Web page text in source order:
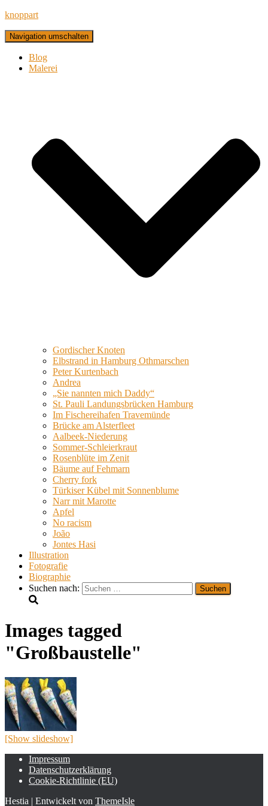
knoppart
Navigation umschalten
Blog
Malerei
Gordischer Knoten
Elbstrand in Hamburg Othmarschen
Peter Kurtenbach
Andrea
„Sie nannten mich Daddy“
St. Pauli Landungsbrücken Hamburg
Im Fischereihafen Travemünde
Brücke am Alsterfleet
Aalbeek-Niederung
Sommer-Schleierkraut
Rosenblüte im Zenit
Bäume auf Fehmarn
Cherry fork
Türkiser Kübel mit Sonnenblume
Narr mit Marotte
Apfel
No racism
João
Jontes Hasi
Illustration
Fotografie
Biographie
Suchen nach:
Images tagged
"Großbaustelle"
[Show slideshow]
Impressum
Datenschutzerklärung
Cookie-Richtlinie (EU)
Hestia | Entwickelt von ThemeIsle